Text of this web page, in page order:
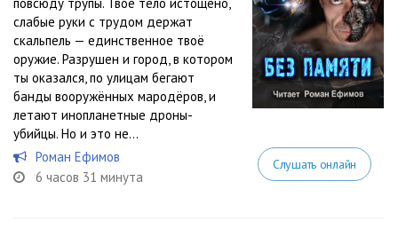
слабые руки с трудом держат
скальпель — единственное твоё
оружие. Разрушен и город, в котором
ты оказался, по улицам бегают
банды вооружённых мародёров, и
летают инопланетные дроны-
убийцы. Но и это не...
Роман Ефимов
6 часов 31 минута
Слушать онлайн